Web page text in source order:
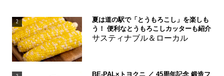
2
夏は道の駅で「とうもろこし」を楽しも
う！ 便利なとうもろこしカッターも紹介
サスティナブル＆ローカル
BE-PAL×トヨクニ ／ 45周年記念 鍛造フ